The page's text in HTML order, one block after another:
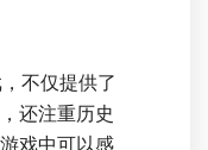
不仅提供了
还注重历史
戏中可以感